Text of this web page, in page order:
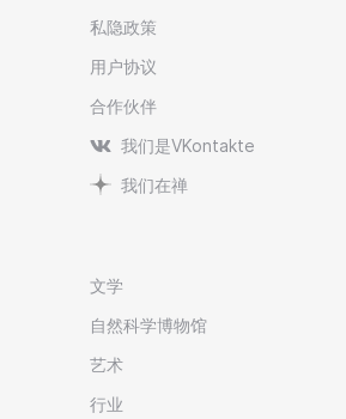
私隐政策
用户协议
合作伙伴
我们是VKontakte
我们在禅
文学
自然科学博物馆
艺术
行业